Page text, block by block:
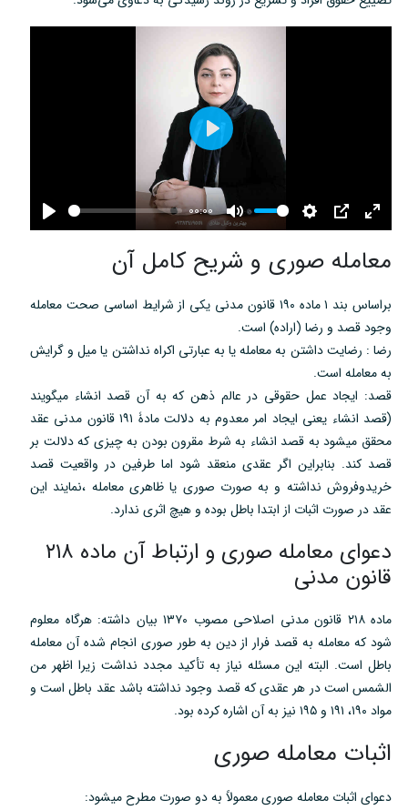
P
y
00:00
M
u
e
S
e
t
i
n
g
s
P
I
E
n
e
r
f
u
l
l
s
r
e
n
P
a
y
معامله صوری و شریح کامل آن
براساس بند ۱ ماده ۱۹۰ قانون مدنی یکی از شرایط اساسی صحت معامله
وجود قصد و رضا (اراده) است.
رضا : رضایت داشتن به معامله یا به عبارتی اکراه نداشتن یا میل و گرایش
به معامله است.
قصد: ایجاد عمل حقوقی در عالم ذهن که به آن قصد انشاء میگویند
(قصد انشاء یعنی ایجاد امر معدوم به دلالت مادۀ ۱۹۱ قانون مدنی عقد
محقق میشود به قصد انشاء به شرط مقرون بودن به چیزی که دلالت بر
قصد کند. بنابراین اگر عقدی منعقد شود اما طرفین در واقعیت قصد
خریدوفروش نداشته و به صورت صوری یا ظاهری معامله ،نمایند این
عقد در صورت اثبات از ابتدا باطل بوده و هیچ اثری ندارد.
دعوای معامله صوری و ارتباط آن ماده ۲۱۸
قانون مدنی
ماده ۲۱۸ قانون مدنی اصلاحی مصوب ۱۳۷۰ بیان داشته: هرگاه معلوم
شود که معامله به قصد فرار از دین به طور صوری انجام شده آن معامله
باطل است. البته این مسئله نیاز به تأکید مجدد نداشت زیرا اظهر من
الشمس است در هر عقدی که قصد وجود نداشته باشد عقد باطل است و
مواد ۱۹۰، ۱۹۱ و ۱۹۵ نیز به آن اشاره کرده بود.
اثبات معامله صوری
دعوای اثبات معامله صوری معمولاً به دو صورت مطرح میشود: